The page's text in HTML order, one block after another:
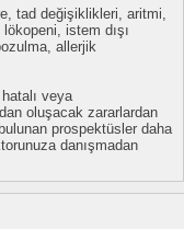
tad değişiklikleri, aritmi,
istem dışı
allerjik
veya
oluşacak zararlardan
prospektüsler daha
danışmadan